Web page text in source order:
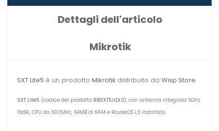
Dettagli dell'articolo
Mikrotik
SXT Lite5 è un prodotto Mikrotik distribuito da Wisp Store.
SXT Lite5 (codice del prodotto RBSXT5nDr2), con antenna integrata 5Ghz
16dBi, CPU da 600MHz, 64MB di RAM e RouterOS L3 installato.